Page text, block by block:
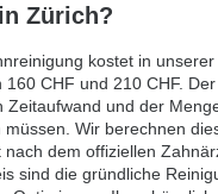
Zürich?
kostet in unserer
160 CHF und 210 CHF.
Zeitaufwand und der
Wir berechnen
dem offiziellen
sind die gründliche